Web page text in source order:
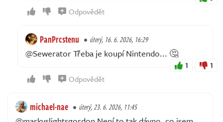
Odpovědět
PanPrcstenu úterý, 16. 6. 2026, 16:29
@Sewerator Třeba je koupí Nintendo... 🤔
1 1
Odpovědět
michael-nae úterý, 23. 6. 2026, 11:45